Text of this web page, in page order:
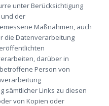
unter Berücksichtigung
der
Maßnahmen, auch
die Datenverarbeitung
darüber in
Person von
sämtlicher Links zu diesen
von Kopien oder